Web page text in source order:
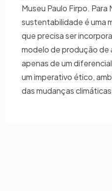
Museu Paulo Firpo. Para
sustentabilidade é uma
que precisa ser
modelo de produção de
apenas de um
um imperativo ético,
das mudanças